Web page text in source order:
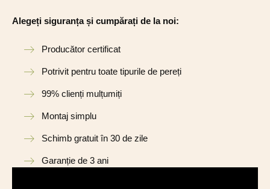
Alegeți siguranța și cumpărați de la noi:
Producător certificat
Potrivit pentru toate tipurile de pereți
99% clienți mulțumiți
Montaj simplu
Schimb gratuit în 30 de zile
Garanție de 3 ani